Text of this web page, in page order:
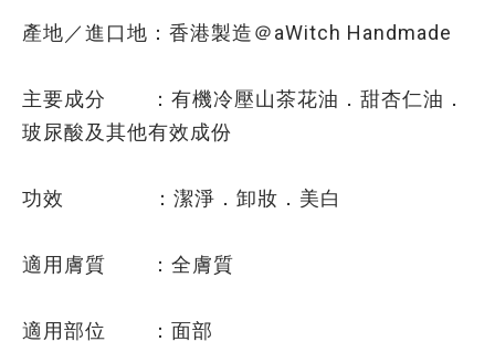
產地／進口地：香港製造＠aWitch Handmade
主要成分 ：有機冷壓山茶花油．甜杏仁油．
玻尿酸及其他有效成份
功效 ：潔淨．卸妝．美白
適用膚質 ：全膚質
適用部位 ：面部